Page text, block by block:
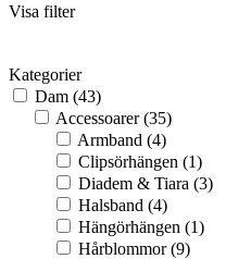
Visa filter
Kategorier
Dam (43)
Accessoarer (35)
Armband (4)
Clipsörhängen (1)
Diadem & Tiara (3)
Halsband (4)
Hängörhängen (1)
Hårblommor (9)